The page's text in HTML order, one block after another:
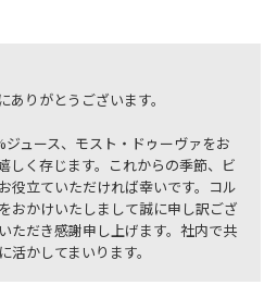
りがとうございます。
ュース、モスト・ドゥーヴァをお
しく存じます。これからの季節、ビ
役立ていただければ幸いです。コル
おかけいたしまして誠に申し訳ござ
ただき感謝申し上げます。社内で共
かしてまいります。